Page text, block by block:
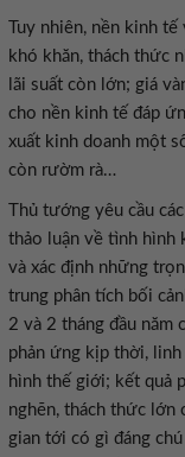
Tuy nhiên, nền kinh
khó khăn, thách thức
lãi suất còn lớn; giá
cho nền kinh tế đáp
xuất kinh doanh một
còn rườm rà…
Thủ tướng yêu cầu
thảo luận về tình hình
và xác định những
trung phân tích bối
2 và 2 tháng đầu năm
phản ứng kịp thời,
hình thế giới; kết quả
nghẽn, thách thức lớn
gian tới có gì đáng